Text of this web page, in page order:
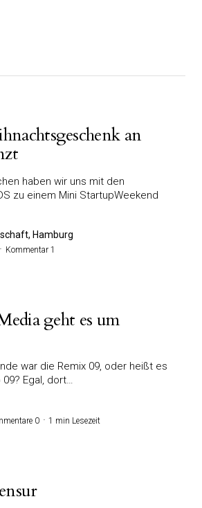
an
haben wir uns mit den
zu einem Mini StartupWeekend
Hamburg
Kommentar 1
geht es um
war die Remix 09, oder heißt es
Egal, dort…
0 1 min Lesezeit